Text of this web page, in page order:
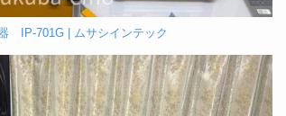
IP-701G | ムサシインテック